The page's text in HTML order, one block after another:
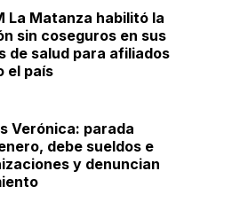
La Matanza habilitó la
sin coseguros en sus
de salud para afiliados
el país
Verónica: parada
debe sueldos e
y denuncian